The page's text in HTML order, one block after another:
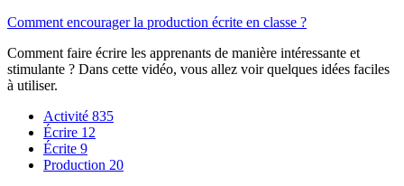
Comment encourager la production écrite en classe ?
Comment faire écrire les apprenants de manière intéressante et
stimulante ? Dans cette vidéo, vous allez voir quelques idées faciles
à utiliser.
Activité 835
Écrire 12
Écrite 9
Production 20